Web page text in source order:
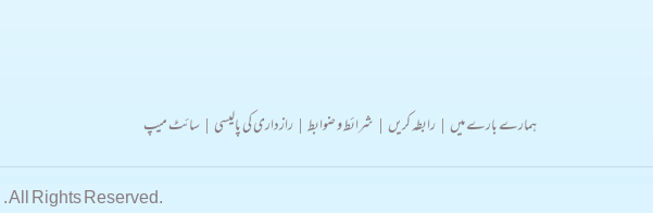
ہمارے بارے میں | رابطہ کریں | شرائط و ضوابط | رازداری کی پالیسی | سائٹ میپ
. All Rights Reserved.